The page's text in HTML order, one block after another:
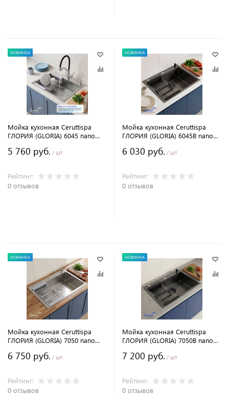
НОВИНКА
Мойка кухонная Ceruttispa
ГЛОРИЯ (GLORIA) 6045 nano
нержавеющей стали
5 760 руб. / шт
Рейтинг:
0 отзывов
НОВИНКА
Мойка кухонная Ceruttispa
ГЛОРИЯ (GLORIA) 6045B nano
нержавеющей стали
6 030 руб. / шт
Рейтинг:
0 отзывов
НОВИНКА
Мойка кухонная Ceruttispa
ГЛОРИЯ (GLORIA) 7050 nano
нержавеющей стали
6 750 руб. / шт
Рейтинг:
0 отзывов
НОВИНКА
Мойка кухонная Ceruttispa
ГЛОРИЯ (GLORIA) 7050B nano
нержавеющей стали, 70х50х22
7 200 руб. / шт
Рейтинг:
0 отзывов